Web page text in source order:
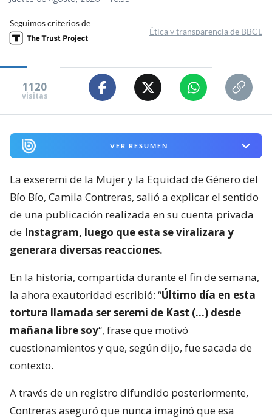
Seguimos criterios de
Ética y transparencia de BBCL
1120
visitas
VER RESUMEN
La exseremi de la Mujer y la Equidad de Género del
Bío Bío, Camila Contreras, salió a explicar el sentido
de una publicación realizada en su cuenta privada
de Instagram, luego que esta se viralizara y
generara diversas reacciones.
En la historia, compartida durante el fin de semana,
la ahora exautoridad escribió: “Último día en esta
tortura llamada ser seremi de Kast (…) desde
mañana libre soy“, frase que motivó
cuestionamientos y que, según dijo, fue sacada de
contexto.
A través de un registro difundido posteriormente,
Contreras aseguró que nunca imaginó que esa